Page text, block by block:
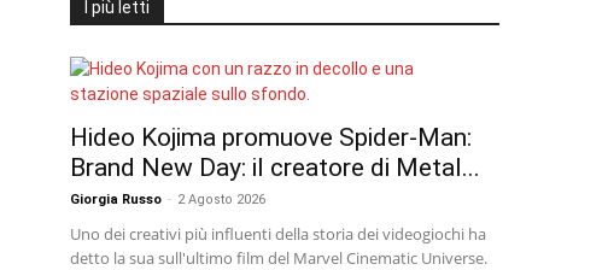
I più letti
Hideo Kojima promuove Spider-Man:
Brand New Day: il creatore di Metal...
Giorgia Russo - 2 Agosto 2026
Uno dei creativi più influenti della storia dei videogiochi ha
detto la sua sull'ultimo film del Marvel Cinematic Universe.